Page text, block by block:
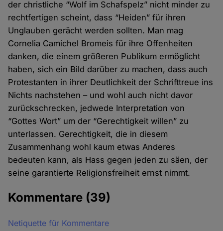
der christliche “Wolf im Schafspelz” nicht minder zu
rechtfertigen scheint, dass “Heiden” für ihren
Unglauben gerächt werden sollten. Man mag
Cornelia Camichel Bromeis für ihre Offenheiten
danken, die einem größeren Publikum ermöglicht
haben, sich ein Bild darüber zu machen, dass auch
Protestanten in ihrer Deutlichkeit der Schrifttreue ins
Nichts nachstehen – und wohl auch nicht davor
zurückschrecken, jedwede Interpretation von
“Gottes Wort” um der “Gerechtigkeit willen” zu
unterlassen. Gerechtigkeit, die in diesem
Zusammenhang wohl kaum etwas Anderes
bedeuten kann, als Hass gegen jeden zu säen, der
seine garantierte Religionsfreiheit ernst nimmt.
Kommentare (39)
Netiquette für Kommentare